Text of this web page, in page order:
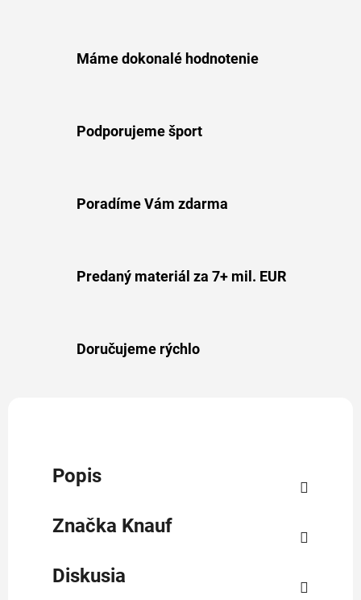
Máme dokonalé hodnotenie
Podporujeme šport
Poradíme Vám zdarma
Predaný materiál za 7+ mil. EUR
Doručujeme rýchlo
Popis
Značka Knauf
Diskusia